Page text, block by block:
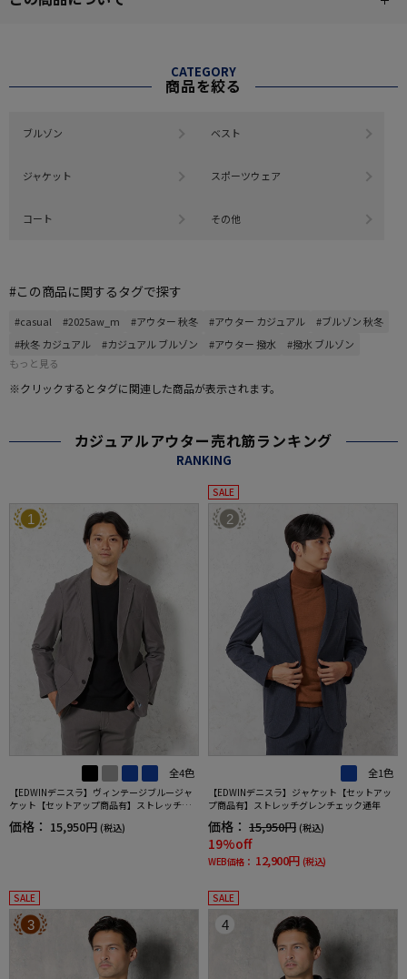
CATEGORY
商品を絞る
ブルゾン ベスト
ジャケット スポーツウェア
コート その他
#この商品に関するタグで探す
#casual #2025aw_m #アウター 秋冬 #アウター カジュアル
#ブルゾン 秋冬
#秋冬 カジュアル
#カジュアル ブルゾン #アウター 撥水
#撥水 ブルゾン
もっと見る
※クリックするとタグに関連した商品が表示されます。
カジュアルアウター売れ筋ランキング
RANKING
1
全4色
【EDWINデニスラ】ヴィンテージブルージャ
ケット【セットアップ商品有】ストレッチ無
地通年
価格： 15,950円 (税込)
SALE
2
全1色
【EDWINデニスラ】ジャケット【セットアッ
プ商品有】ストレッチグレンチェック通年
価格： 15,950円 (税込)
19%off
WEB価格： 12,900円 (税込)
SALE
3
SALE
4